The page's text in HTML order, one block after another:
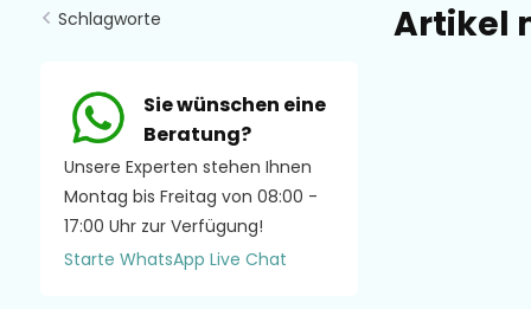
Schlagworte
Sie wünschen eine
Beratung?
Unsere Experten stehen Ihnen
Montag bis Freitag von 08:00 -
17:00 Uhr zur Verfügung!
Starte WhatsApp Live Chat
Artikel